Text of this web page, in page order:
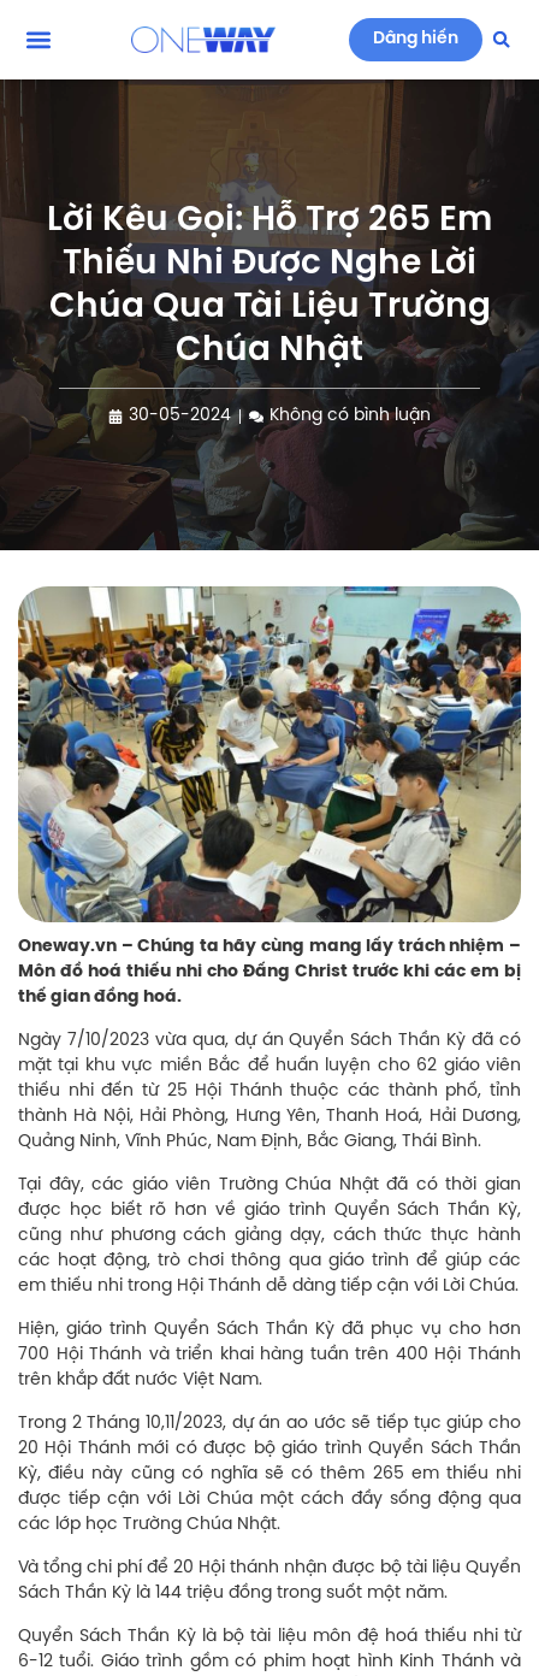
Dâng hiến
Lời Kêu Gọi: Hỗ Trợ 265 Em
Thiếu Nhi Được Nghe Lời
Chúa Qua Tài Liệu Trường
Chúa Nhật
30-05-2024 Không có bình luận
Oneway.vn – Chúng ta hãy cùng mang lấy trách nhiệm –
Môn đồ hoá thiếu nhi cho Đấng Christ trước khi các em bị
thế gian đồng hoá.
Ngày 7/10/2023 vừa qua, dự án Quyển Sách Thần Kỳ đã có
mặt tại khu vực miền Bắc để huấn luyện cho 62 giáo viên
thiếu nhi đến từ 25 Hội Thánh thuộc các thành phố, tỉnh
thành Hà Nội, Hải Phòng, Hưng Yên, Thanh Hoá, Hải Dương,
Quảng Ninh, Vĩnh Phúc, Nam Định, Bắc Giang, Thái Bình.
Tại đây, các giáo viên Trường Chúa Nhật đã có thời gian
được học biết rõ hơn về giáo trình Quyển Sách Thần Kỳ,
cũng như phương cách giảng dạy, cách thức thực hành
các hoạt động, trò chơi thông qua giáo trình để giúp các
em thiếu nhi trong Hội Thánh dễ dàng tiếp cận với Lời Chúa.
Hiện, giáo trình Quyển Sách Thần Kỳ đã phục vụ cho hơn
700 Hội Thánh và triển khai hàng tuần trên 400 Hội Thánh
trên khắp đất nước Việt Nam.
Trong 2 Tháng 10,11/2023, dự án ao ước sẽ tiếp tục giúp cho
20 Hội Thánh mới có được bộ giáo trình Quyển Sách Thần
Kỳ, điều này cũng có nghĩa sẽ có thêm 265 em thiếu nhi
được tiếp cận với Lời Chúa một cách đầy sống động qua
các lớp học Trường Chúa Nhật.
Và tổng chi phí để 20 Hội thánh nhận được bộ tài liệu Quyển
Sách Thần Kỳ là 144 triệu đồng trong suốt một năm.
Quyển Sách Thần Kỳ là bộ tài liệu môn đệ hoá thiếu nhi từ
6-12 tuổi. Giáo trình gồm có phim hoạt hình Kinh Thánh và